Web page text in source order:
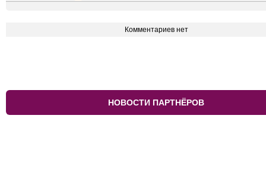
Комментариев нет
НОВОСТИ ПАРТНЁРОВ